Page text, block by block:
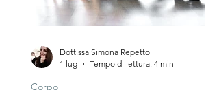
Corpo
Dott.ssa Simona Repetto
1 lug
Tempo di lettura: 4 min